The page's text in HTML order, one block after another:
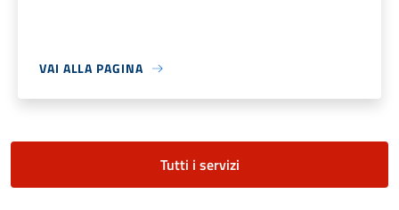
VAI ALLA PAGINA
Tutti i servizi